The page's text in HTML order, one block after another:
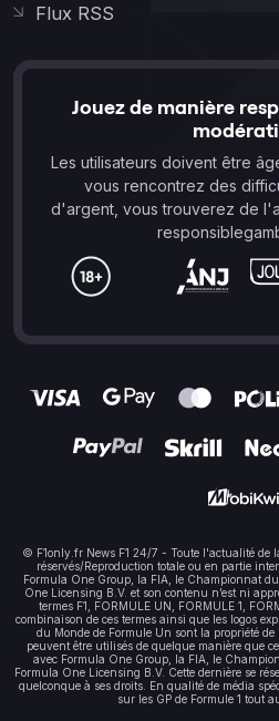
Flux RSS
Jouez de manière
Les utilisateurs doivent être
vous rencontrez des
d'argent, vous trouverez de
© F1only.fr News F1 24/7 - Toute l'actualité de
réservés/Reproduction totale ou en partie
Formula One Group, la FIA, le Championnat
One Licensing B.V. et son contenu n’est ni
termes F1, FORMULE UN, FORMULE 1,
combinaison de ces termes ainsi que les logos
du Monde de Formule Un sont la propriété
peuvent être utilisés de quelque manière que
avec Formula One Group, la FIA, le
Formula One Licensing B.V. Cette dernière se
quelconque à ses droits. En qualité de média
sur les GP de Formule 1 tout